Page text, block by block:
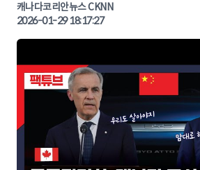
캐나다코리안뉴스
캐나다코리안뉴스 CKNN
2026-01-29 18:17:27